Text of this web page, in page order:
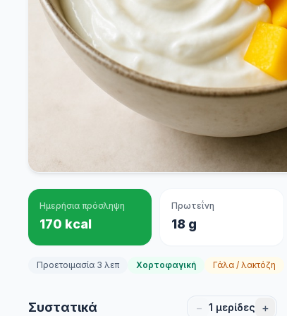
Ημερήσια πρόσληψη
170 kcal
Πρωτεΐνη
18 g
Προετοιμασία 3 λεπ Χορτοφαγική Γάλα / λακτόζη
Συστατικά − 1 μερίδες +